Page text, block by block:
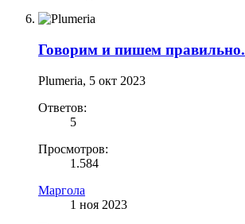
Говорим и пишем правильно.
Plumeria, 5 окт 2023
Ответов:
5
Просмотров:
1.584
Маргола
1 ноя 2023